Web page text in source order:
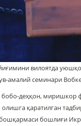
вилоятда
амалий семинари
деҳқон,
олишга қаратилган
бошлиғи